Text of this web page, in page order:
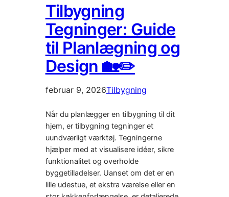
Tilbygning
Tegninger: Guide
til Planlægning og
Design 🏡✏️
februar 9, 2026Tilbygning
Når du planlægger en tilbygning til dit
hjem, er tilbygning tegninger et
uundværligt værktøj. Tegningerne
hjælper med at visualisere idéer, sikre
funktionalitet og overholde
byggetilladelser. Uanset om det er en
lille udestue, et ekstra værelse eller en